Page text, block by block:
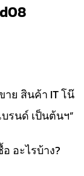
ย สินค้า IT โน๊
รนด์ เป็นต้นฯ”
อะไรบ้าง?